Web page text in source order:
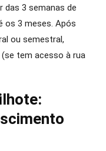
das 3 semanas de
os 3 meses. Após
ou semestral,
tem acesso à rua